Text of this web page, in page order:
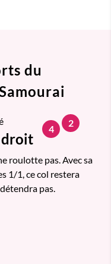
du
droit
roulotte pas. Avec sa
1/1, ce col restera
pas.
2
4